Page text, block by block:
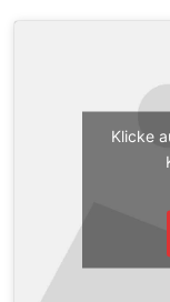
Klicke